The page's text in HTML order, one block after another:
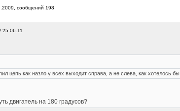
cообщений 198
25.06.11
цепь как назло у всех выходит справа, а не слева, как хотелось бы.
двигатель на 180 градусов?